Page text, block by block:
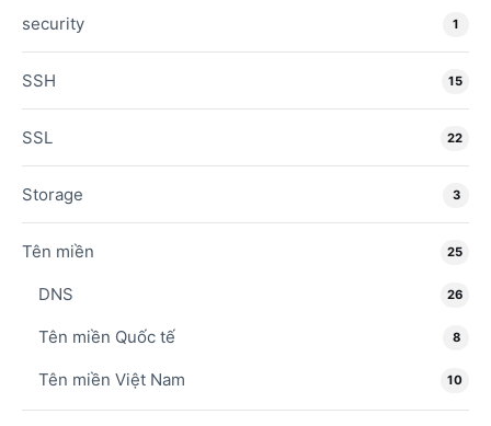
security 1
SSH 15
SSL 22
Storage 3
Tên miền 25
DNS 26
Tên miền Quốc tế 8
Tên miền Việt Nam 10